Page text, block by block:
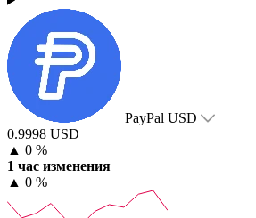
PayPal USD
0.9998 USD
▲ 0 %
1 час изменения
▲ 0 %